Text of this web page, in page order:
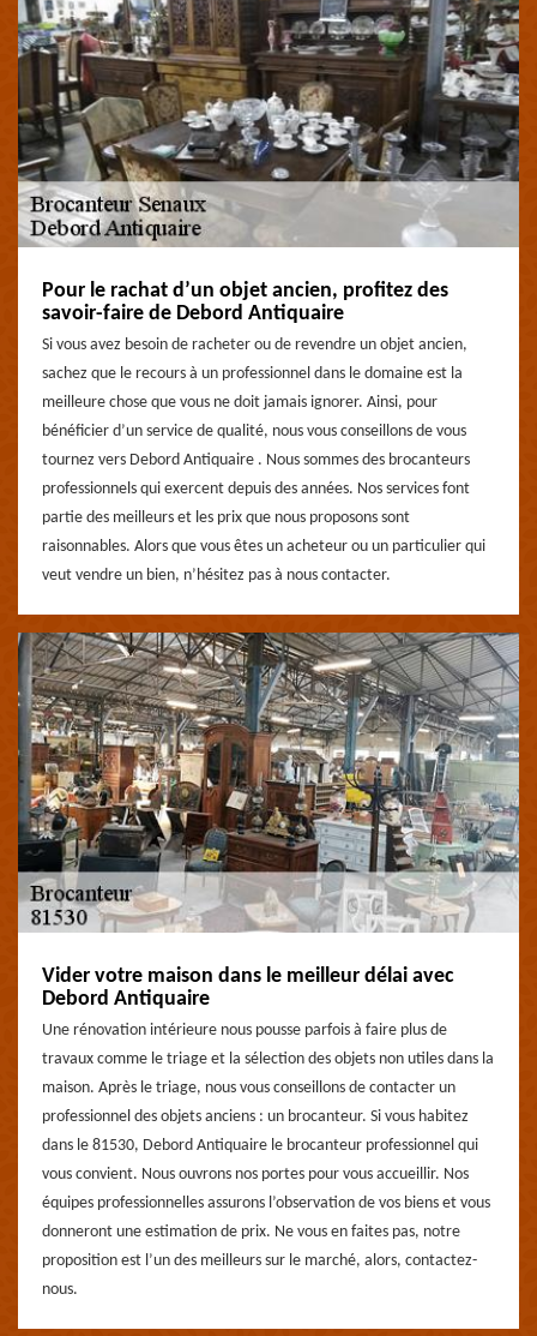
Pour le rachat d’un objet ancien, profitez des
savoir-faire de Debord Antiquaire
Si vous avez besoin de racheter ou de revendre un objet ancien,
sachez que le recours à un professionnel dans le domaine est la
meilleure chose que vous ne doit jamais ignorer. Ainsi, pour
bénéficier d’un service de qualité, nous vous conseillons de vous
tournez vers Debord Antiquaire . Nous sommes des brocanteurs
professionnels qui exercent depuis des années. Nos services font
partie des meilleurs et les prix que nous proposons sont
raisonnables. Alors que vous êtes un acheteur ou un particulier qui
veut vendre un bien, n’hésitez pas à nous contacter.
Vider votre maison dans le meilleur délai avec
Debord Antiquaire
Une rénovation intérieure nous pousse parfois à faire plus de
travaux comme le triage et la sélection des objets non utiles dans la
maison. Après le triage, nous vous conseillons de contacter un
professionnel des objets anciens : un brocanteur. Si vous habitez
dans le 81530, Debord Antiquaire le brocanteur professionnel qui
vous convient. Nous ouvrons nos portes pour vous accueillir. Nos
équipes professionnelles assurons l’observation de vos biens et vous
donneront une estimation de prix. Ne vous en faites pas, notre
proposition est l’un des meilleurs sur le marché, alors, contactez-
nous.